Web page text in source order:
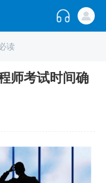
读
师考试时间确